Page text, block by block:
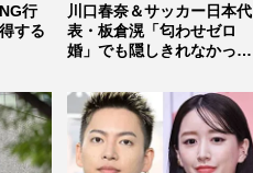
行
する
川口春奈＆サッカー日本代
表・板倉滉「匂わせゼロ
婚」でも隠しきれなかった